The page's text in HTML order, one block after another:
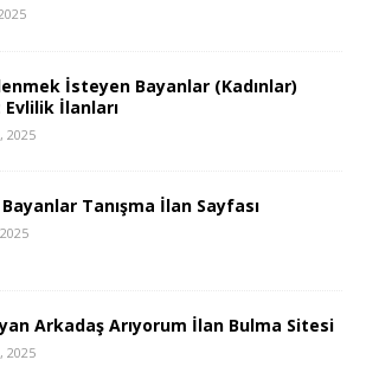
İsteyen Bayanlar (Kadınlar)
İlanları
2025
Tanışma İlan Sayfası
Arkadaş Arıyorum İlan Bulma Sitesi
2025